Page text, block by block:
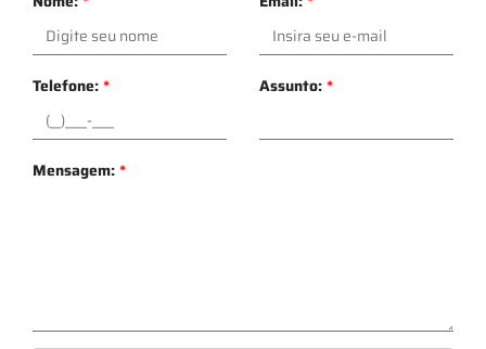
Telefone:* Assunto:*
Mensagem:*